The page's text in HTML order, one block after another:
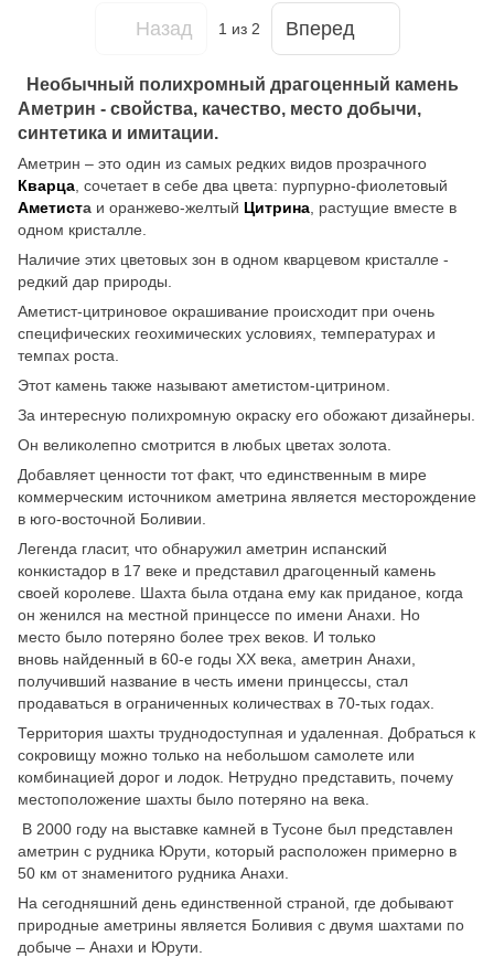
Назад 1 из 2 Вперед
Необычный полихромный драгоценный камень
Аметрин - свойства, качество, место добычи,
синтетика и имитации.
Аметрин – это один из самых редких видов прозрачного
Кварца, сочетает в себе два цвета: пурпурно-фиолетовый
Аметиста и оранжево-желтый Цитрина, растущие вместе в
одном кристалле.
Наличие этих цветовых зон в одном кварцевом кристалле -
редкий дар природы.
Аметист-цитриновое окрашивание происходит при очень
специфических геохимических условиях, температурах и
темпах роста.
Этот камень также называют аметистом-цитрином.
За интересную полихромную окраску его обожают дизайнеры.
Он великолепно смотрится в любых цветах золота.
Добавляет ценности тот факт, что единственным в мире
коммерческим источником аметрина является месторождение
в юго-восточной Боливии.
Легенда гласит, что обнаружил аметрин испанский
конкистадор в 17 веке и представил драгоценный камень
своей королеве. Шахта была отдана ему как приданое, когда
он женился на местной принцессе по имени Анахи. Но
место было потеряно более трех веков. И только
вновь найденный в 60-е годы ХХ века, аметрин Анахи,
получивший название в честь имени принцессы, стал
продаваться в ограниченных количествах в 70-тых годах.
Территория шахты труднодоступная и удаленная. Добраться к
сокровищу можно только на небольшом самолете или
комбинацией дорог и лодок. Нетрудно представить, почему
местоположение шахты было потеряно на века.
В 2000 году на выставке камней в Тусоне был представлен
аметрин с рудника Юрути, который расположен примерно в
50 км от знаменитого рудника Анахи.
На сегодняшний день единственной страной, где добывают
природные аметрины является Боливия с двумя шахтами по
добыче – Анахи и Юрути.